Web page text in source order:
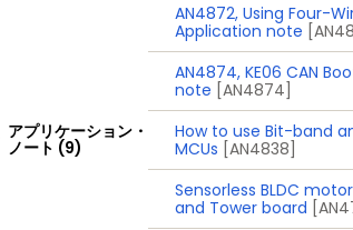
アプリケーション・
ノート (9)
AN4872, Using Four-
Application note
AN4874, KE06 CAN
note [AN4874]
How to use Bit-band
MCUs [AN4838]
Sensorless BLDC
and Tower board